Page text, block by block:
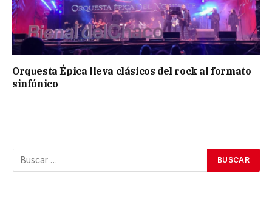
Orquesta Épica lleva clásicos del rock al formato
sinfónico